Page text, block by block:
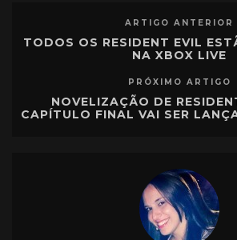
ARTIGO ANTERIOR
TODOS OS RESIDENT EVIL
NA XBOX LIVE
PRÓXIMO ARTIGO
NOVELIZAÇÃO DE
CAPÍTULO FINAL VAI SER